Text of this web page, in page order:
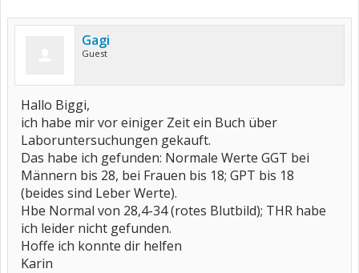
Gagi
Guest
Hallo Biggi,
ich habe mir vor einiger Zeit ein Buch über
Laboruntersuchungen gekauft.
Das habe ich gefunden: Normale Werte GGT bei
Männern bis 28, bei Frauen bis 18; GPT bis 18
(beides sind Leber Werte).
Hbe Normal von 28,4-34 (rotes Blutbild); THR habe
ich leider nicht gefunden.
Hoffe ich konnte dir helfen
Karin